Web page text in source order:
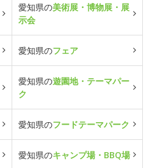
愛知県の美術展・博物展・展
示会
愛知県のフェア
愛知県の遊園地・テーマパー
ク
愛知県のフードテーマパーク
愛知県のキャンプ場・BBQ場